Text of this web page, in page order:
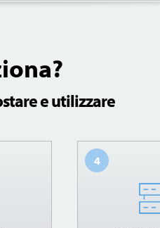
e utilizzare
4